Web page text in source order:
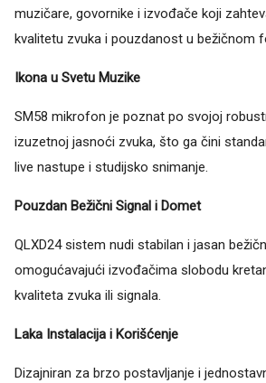
muzičare, govornike i izvođače koji
kvalitetu zvuka i pouzdanost u bežičnom
Ikona u Svetu Muzike
SM58 mikrofon je poznat po svojoj
izuzetnoj jasnoći zvuka, što ga čini
live nastupe i studijsko snimanje.
Pouzdan Bežični Signal i Domet
QLXD24 sistem nudi stabilan i jasan
omogućavajući izvođačima slobodu
kvaliteta zvuka ili signala.
Laka Instalacija i Korišćenje
Dizajniran za brzo postavljanje i